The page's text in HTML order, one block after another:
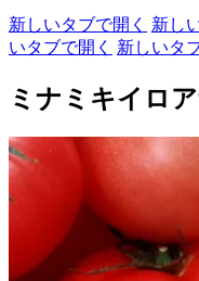
新しいタブで開く 新し
いタブで開く
新しいタ
ミナミキイロ